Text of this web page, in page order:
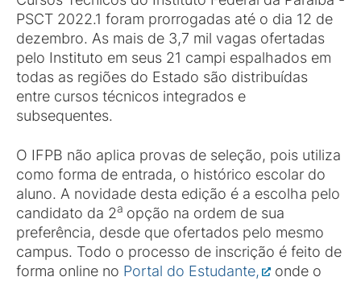
PSCT 2022.1 foram prorrogadas até o dia 12 de
dezembro. As mais de 3,7 mil vagas ofertadas
pelo Instituto em seus 21 campi espalhados em
todas as regiões do Estado são distribuídas
entre cursos técnicos integrados e
subsequentes.
O IFPB não aplica provas de seleção, pois utiliza
como forma de entrada, o histórico escolar do
aluno. A novidade desta edição é a escolha pelo
candidato da 2a opção na ordem de sua
preferência, desde que ofertados pelo mesmo
campus. Todo o processo de inscrição é feito de
forma online no Portal do Estudante,
onde o